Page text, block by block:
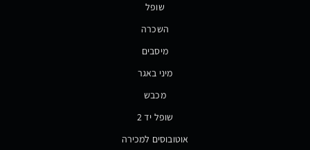
שופל
השכרה
מיסבים
מיני באגר
מכבש
שופל יד 2
אוטובוסים למכירה